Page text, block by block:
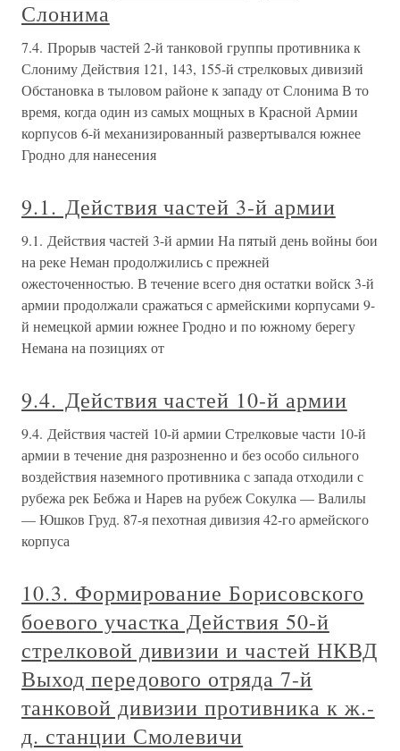
Слонима
7.4. Прорыв частей 2-й танковой группы противника к
Слониму Действия 121, 143, 155-й стрелковых дивизий
Обстановка в тыловом районе к западу от Слонима В то
время, когда один из самых мощных в Красной Армии
корпусов 6-й механизированный развертывался южнее
Гродно для нанесения
9.1. Действия частей 3-й армии
9.1. Действия частей 3-й армии На пятый день войны бои
на реке Неман продолжились с прежней
ожесточенностью. В течение всего дня остатки войск 3-й
армии продолжали сражаться с армейскими корпусами 9-
й немецкой армии южнее Гродно и по южному берегу
Немана на позициях от
9.4. Действия частей 10-й армии
9.4. Действия частей 10-й армии Стрелковые части 10-й
армии в течение дня разрозненно и без особо сильного
воздействия наземного противника с запада отходили с
рубежа рек Бебжа и Нарев на рубеж Сокулка — Валилы
— Юшков Груд. 87-я пехотная дивизия 42-го армейского
корпуса
10.3. Формирование Борисовского
боевого участка Действия 50-й
стрелковой дивизии и частей НКВД
Выход передового отряда 7-й
танковой дивизии противника к ж.-
д. станции Смолевичи